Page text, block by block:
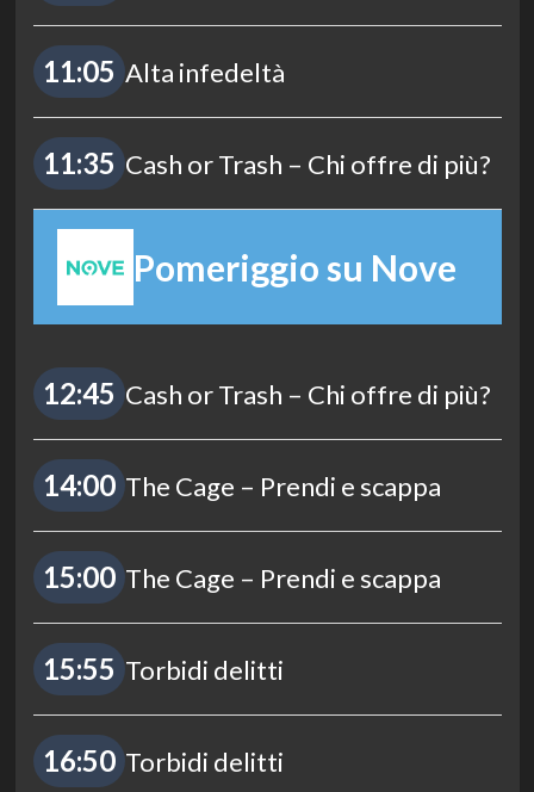
11:05 Alta infedeltà
11:35 Cash or Trash – Chi offre di più?
Pomeriggio su Nove
12:45 Cash or Trash – Chi offre di più?
14:00 The Cage – Prendi e scappa
15:00 The Cage – Prendi e scappa
15:55 Torbidi delitti
16:50 Torbidi delitti